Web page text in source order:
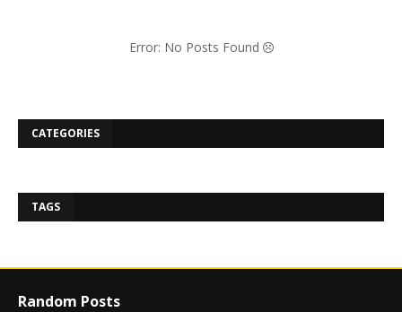
Error: No Posts Found
CATEGORIES
TAGS
Random Posts